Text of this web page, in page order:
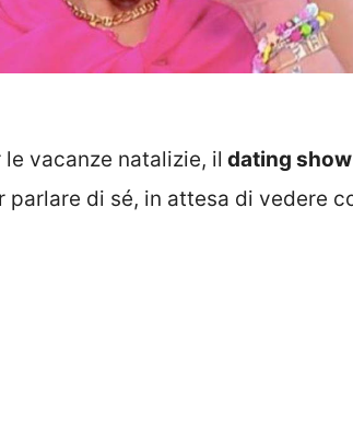
vacanze natalizie, il dating
parlare di sé, in attesa di vedere